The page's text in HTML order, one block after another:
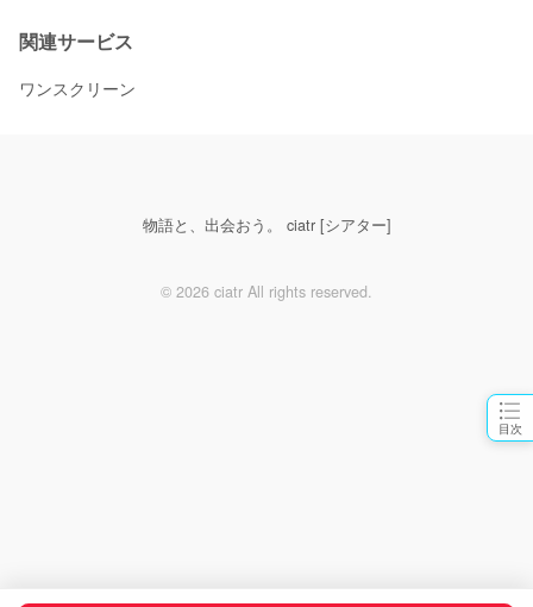
目次
関連サービス
ワンスクリーン
物語と、出会おう。 ciatr [シアター]
© 2026 ciatr All rights reserved.